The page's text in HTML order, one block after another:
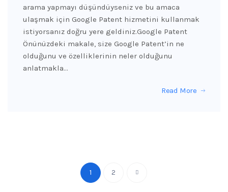
arama yapmayı düşündüyseniz ve bu amaca
ulaşmak için Google Patent hizmetini kullanmak
istiyorsanız doğru yere geldiniz.Google Patent
Önünüzdeki makale, size Google Patent’in ne
olduğunu ve özelliklerinin neler olduğunu
anlatmakla…
Read More
1 2